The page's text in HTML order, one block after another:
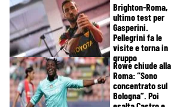
Brighton-Roma,
ultimo test per
Gasperini.
Pellegrini fa le
visite e torna in
gruppo
Rowe chiude alla
Roma: “Sono
concentrato sul
Bologna”. Poi